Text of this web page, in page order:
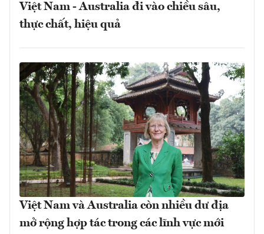
Việt Nam - Australia đi vào chiều sâu,
thực chất, hiệu quả
Việt Nam và Australia còn nhiều dư địa
mở rộng hợp tác trong các lĩnh vực mới